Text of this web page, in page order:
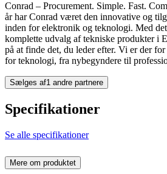
Conrad – Procurement. Simple. Fast.
år har Conrad været den innovative og
inden for elektronik og teknologi. Med
komplette udvalg af tekniske produkter i
på at finde det, du leder efter. Vi er der
for teknologi, fra nybegyndere til
Sælges af1 andre partnere
Specifikationer
Se alle specifikationer
Mere om produktet